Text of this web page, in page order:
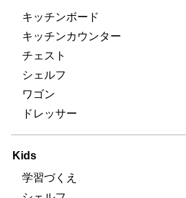
キッチンボード
キッチンカウンター
チェスト
シェルフ
ワゴン
ドレッサー
Kids
学習づくえ